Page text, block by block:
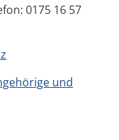
0175 16 57
und